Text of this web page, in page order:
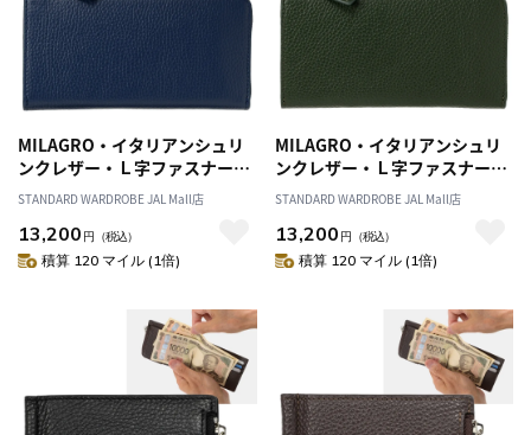
MILAGRO・イタリアンシュリ
ンクレザー・Ｌ字ファスナース
リムウォレット・ネイビー
STANDARD WARDROBE JAL Mall店
13,200 円 （税込）
積算 120 マイル (1倍)
MILAGRO・イタリアンシュリ
ンクレザー・Ｌ字ファスナース
リムウォレット・オリーブ
STANDARD WARDROBE JAL Mall店
13,200 円 （税込）
積算 120 マイル (1倍)